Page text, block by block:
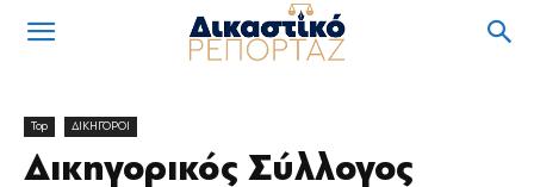
Top ΔΙΚΗΓΟΡΟΙ
Δικηγορικός Σύλλογος